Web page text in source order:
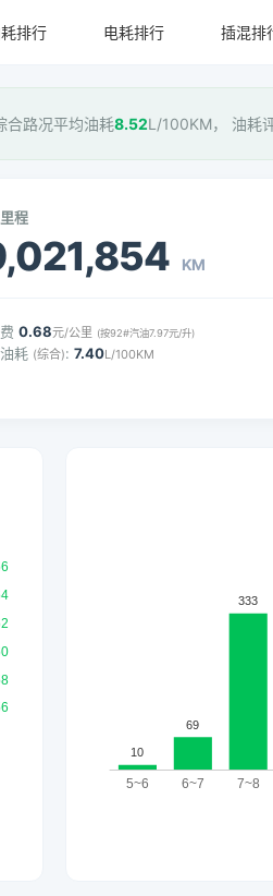
排行 电耗排行 插混排
合路况平均油耗8.52L/100KM， 油耗
程
KM
0.68元/公里 (按92#汽油7.97元/升)
耗 (综合): 7.40L/100KM